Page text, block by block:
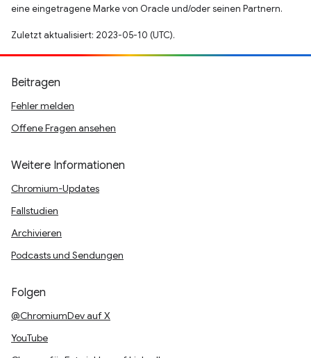
eine eingetragene Marke von Oracle und/oder seinen Partnern.
Zuletzt aktualisiert: 2023-05-10 (UTC).
Beitragen
Fehler melden
Offene Fragen ansehen
Weitere Informationen
Chromium-Updates
Fallstudien
Archivieren
Podcasts und Sendungen
Folgen
@ChromiumDev auf X
YouTube